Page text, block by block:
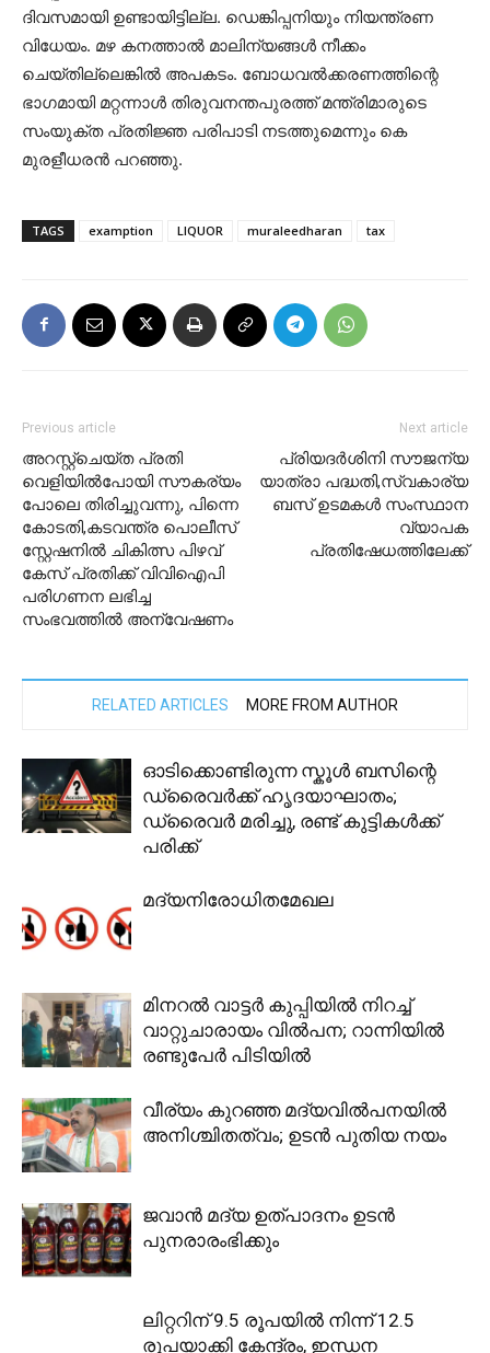
ദിവസമായി ഉണ്ടായിട്ടില്ല. ഡെങ്കിപ്പനിയും നിയന്ത്രണ
വിധേയം. മഴ കനത്താൽ മാലിന്യങ്ങൾ നീക്കം
ചെയ്തില്ലെങ്കിൽ അപകടം. ബോധവൽക്കരണത്തിന്റെ
ഭാഗമായി മറ്റന്നാൾ തിരുവനന്തപുരത്ത് മന്ത്രിമാരുടെ
സംയുക്ത പ്രതിജ്ഞ പരിപാടി നടത്തുമെന്നും കെ
മുരളീധരൻ പറഞ്ഞു.
TAGS examption LIQUOR muraleedharan tax
Previous article
അറസ്റ്റ്ചെയ്ത പ്രതി
വെളിയില്‍പോയി സൗകര്യം
പോലെ തിരിച്ചുവന്നു, പിന്നെ
കോടതി,കടവന്ത്ര പൊലീസ്
സ്റ്റേഷനിൽ ചികിത്സ പിഴവ്
കേസ് പ്രതിക്ക് വിവിഐപി
പരിഗണന ലഭിച്ച
സംഭവത്തിൽ അന്വേഷണം
Next article
പ്രിയദർശിനി സൗജന്യ
യാത്രാ പദ്ധതി,സ്വകാര്യ
ബസ് ഉടമകൾ സംസ്ഥാന
വ്യാപക
പ്രതിഷേധത്തിലേക്ക്
RELATED ARTICLES MORE FROM AUTHOR
ഓടിക്കൊണ്ടിരുന്ന സ്കൂൾ ബസിന്റെ
ഡ്രൈവർക്ക് ഹൃദയാഘാതം;
ഡ്രൈവർ മരിച്ചു, രണ്ട് കുട്ടികൾക്ക്
പരിക്ക്
മദ്യനിരോധിതമേഖല
മിനറല്‍ വാട്ടര്‍ കുപ്പിയിൽ നിറച്ച്
വാറ്റുചാരായം വില്‍പന; റാന്നിയിൽ
രണ്ടുപേര്‍ പിടിയില്‍
വീര്യം കുറഞ്ഞ മദ്യവിൽപനയിൽ
അനിശ്ചിതത്വം; ഉടൻ പുതിയ നയം
ജവാൻ മദ്യ ഉത്പാദനം ഉടൻ
പുനരാരംഭിക്കും
ലിറ്ററിന് 9.5 രൂപയിൽ നിന്ന് 12.5
രൂപയാക്കി കേന്ദ്രം, ഇന്ധന